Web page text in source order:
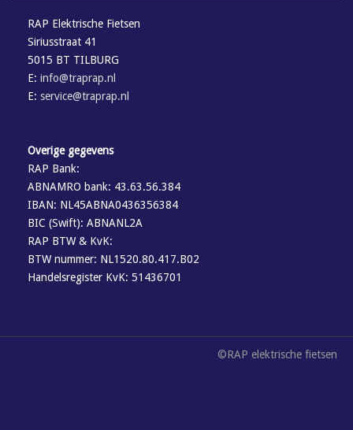
RAP Elektrische Fietsen
Siriusstraat 41
5015 BT TILBURG
E: info@traprap.nl
E: service@traprap.nl
Overige gegevens
RAP Bank:
ABNAMRO bank: 43.63.56.384
IBAN: NL45ABNA0436356384
BIC (Swift): ABNANL2A
RAP BTW & KvK:
BTW nummer: NL1520.80.417.B02
Handelsregister KvK: 51436701
©RAP elektrische fietsen